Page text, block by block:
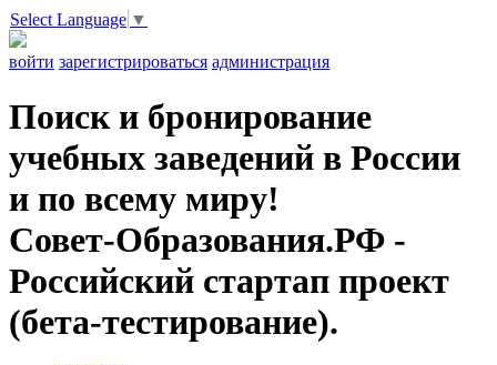
Select Language ▼
войти зарегистрироваться администрация
Поиск и бронирование
учебных заведений в России
и по всему миру!
Совет-Образования.РФ -
Российский стартап проект
(бета-тестирование).